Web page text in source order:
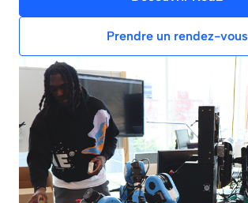
Prendre un rendez-vous